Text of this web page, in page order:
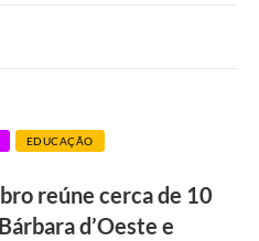
EDUCAÇÃO
reúne cerca de 10
d’Oeste e